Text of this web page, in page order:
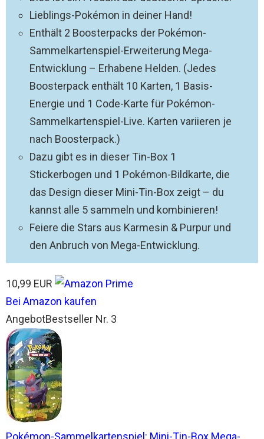
Lieblings-Pokémon in deiner Hand!
Enthält 2 Boosterpacks der Pokémon-
Sammelkartenspiel-Erweiterung Mega-
Entwicklung – Erhabene Helden. (Jedes
Boosterpack enthält 10 Karten, 1 Basis-
Energie und 1 Code-Karte für Pokémon-
Sammelkartenspiel-Live. Karten variieren je
nach Boosterpack.)
Dazu gibt es in dieser Tin-Box 1
Stickerbogen und 1 Pokémon-Bildkarte, die
das Design dieser Mini-Tin-Box zeigt – du
kannst alle 5 sammeln und kombinieren!
Feiere die Stars aus Karmesin & Purpur und
den Anbruch von Mega-Entwicklung.
10,99 EUR
Bei Amazon kaufen
AngebotBestseller Nr. 3
Pokémon-Sammelkartenspiel: Mini-Tin-Box Mega-